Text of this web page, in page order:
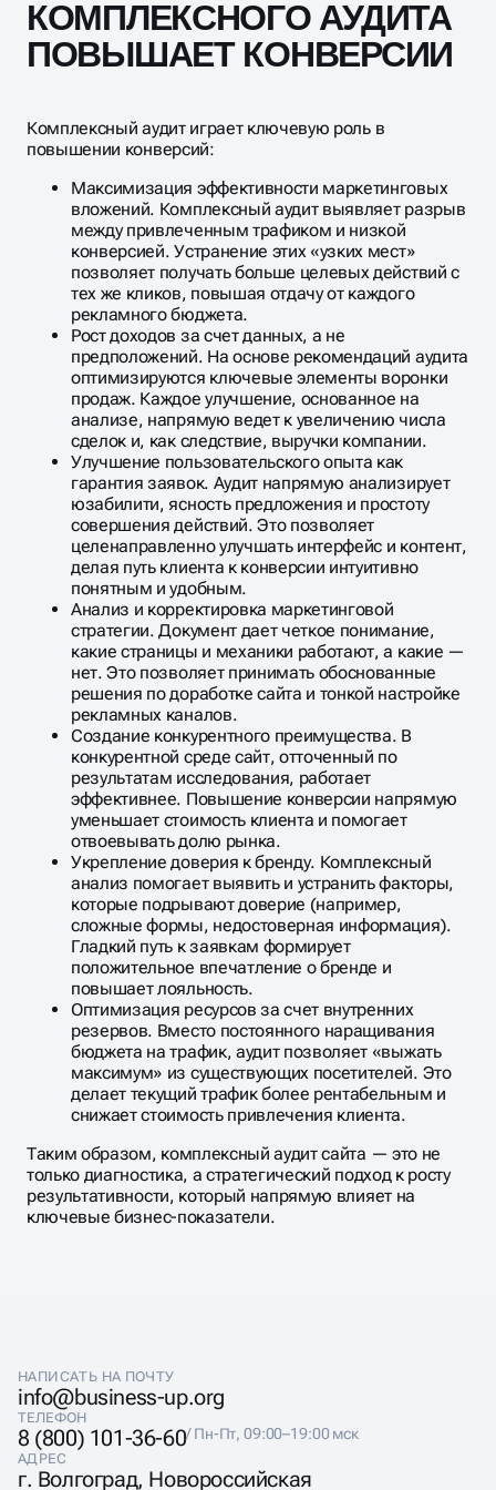
КОМПЛЕКСНОГО АУДИТА
ПОВЫШАЕТ КОНВЕРСИИ
Комплексный аудит играет ключевую роль в
повышении конверсий:
Максимизация эффективности маркетинговых
вложений. Комплексный аудит выявляет разрыв
между привлеченным трафиком и низкой
конверсией. Устранение этих «узких мест»
позволяет получать больше целевых действий с
тех же кликов, повышая отдачу от каждого
рекламного бюджета.
Рост доходов за счет данных, а не
предположений. На основе рекомендаций аудита
оптимизируются ключевые элементы воронки
продаж. Каждое улучшение, основанное на
анализе, напрямую ведет к увеличению числа
сделок и, как следствие, выручки компании.
Улучшение пользовательского опыта как
гарантия заявок. Аудит напрямую анализирует
юзабилити, ясность предложения и простоту
совершения действий. Это позволяет
целенаправленно улучшать интерфейс и контент,
делая путь клиента к конверсии интуитивно
понятным и удобным.
Анализ и корректировка маркетинговой
стратегии. Документ дает четкое понимание,
какие страницы и механики работают, а какие —
нет. Это позволяет принимать обоснованные
решения по доработке сайта и тонкой настройке
рекламных каналов.
Создание конкурентного преимущества. В
конкурентной среде сайт, отточенный по
результатам исследования, работает
эффективнее. Повышение конверсии напрямую
уменьшает стоимость клиента и помогает
отвоевывать долю рынка.
Укрепление доверия к бренду. Комплексный
анализ помогает выявить и устранить факторы,
которые подрывают доверие (например,
сложные формы, недостоверная информация).
Гладкий путь к заявкам формирует
положительное впечатление о бренде и
повышает лояльность.
Оптимизация ресурсов за счет внутренних
резервов. Вместо постоянного наращивания
бюджета на трафик, аудит позволяет «выжать
максимум» из существующих посетителей. Это
делает текущий трафик более рентабельным и
снижает стоимость привлечения клиента.
Таким образом, комплексный аудит сайта — это не
только диагностика, а стратегический подход к росту
результативности, который напрямую влияет на
ключевые бизнес-показатели.
НАПИСАТЬ НА ПОЧТУ
info@business-up.org
ТЕЛЕФОН
8 (800) 101-36-60/ Пн-Пт, 09:00–19:00 мск
АДРЕС
г. Волгоград, Новороссийская